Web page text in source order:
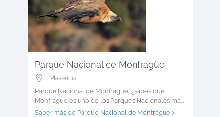
Parque Nacional de Monfragüe
Plasencia
Parque Nacional de Monfragüe, ¿sabes que
Monfragüe es uno de los Parques Nacionales má...
Saber más de Parque Nacional de Monfragüe >